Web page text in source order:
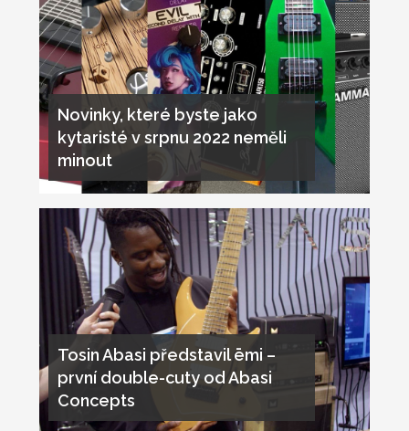
Novinky, které byste jako
kytaristé v srpnu 2022 neměli
minout
Tosin Abasi představil ēmi –
první double-cuty od Abasi
Concepts